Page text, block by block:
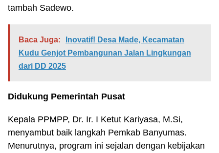
tambah Sadewo.
Baca Juga:
Inovatif! Desa Made, Kecamatan
Kudu Genjot Pembangunan Jalan Lingkungan
dari DD 2025
Didukung Pemerintah Pusat
Kepala PPMPP, Dr. Ir. I Ketut Kariyasa, M.Si,
menyambut baik langkah Pemkab Banyumas.
Menurutnya, program ini sejalan dengan kebijakan